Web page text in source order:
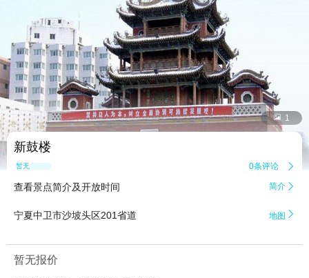
 1
新鼓楼
暂无点评 0条评论 
查看景点简介及开放时间 简介 
宁夏中卫市沙坡头区201省道 地图 
暂无报价